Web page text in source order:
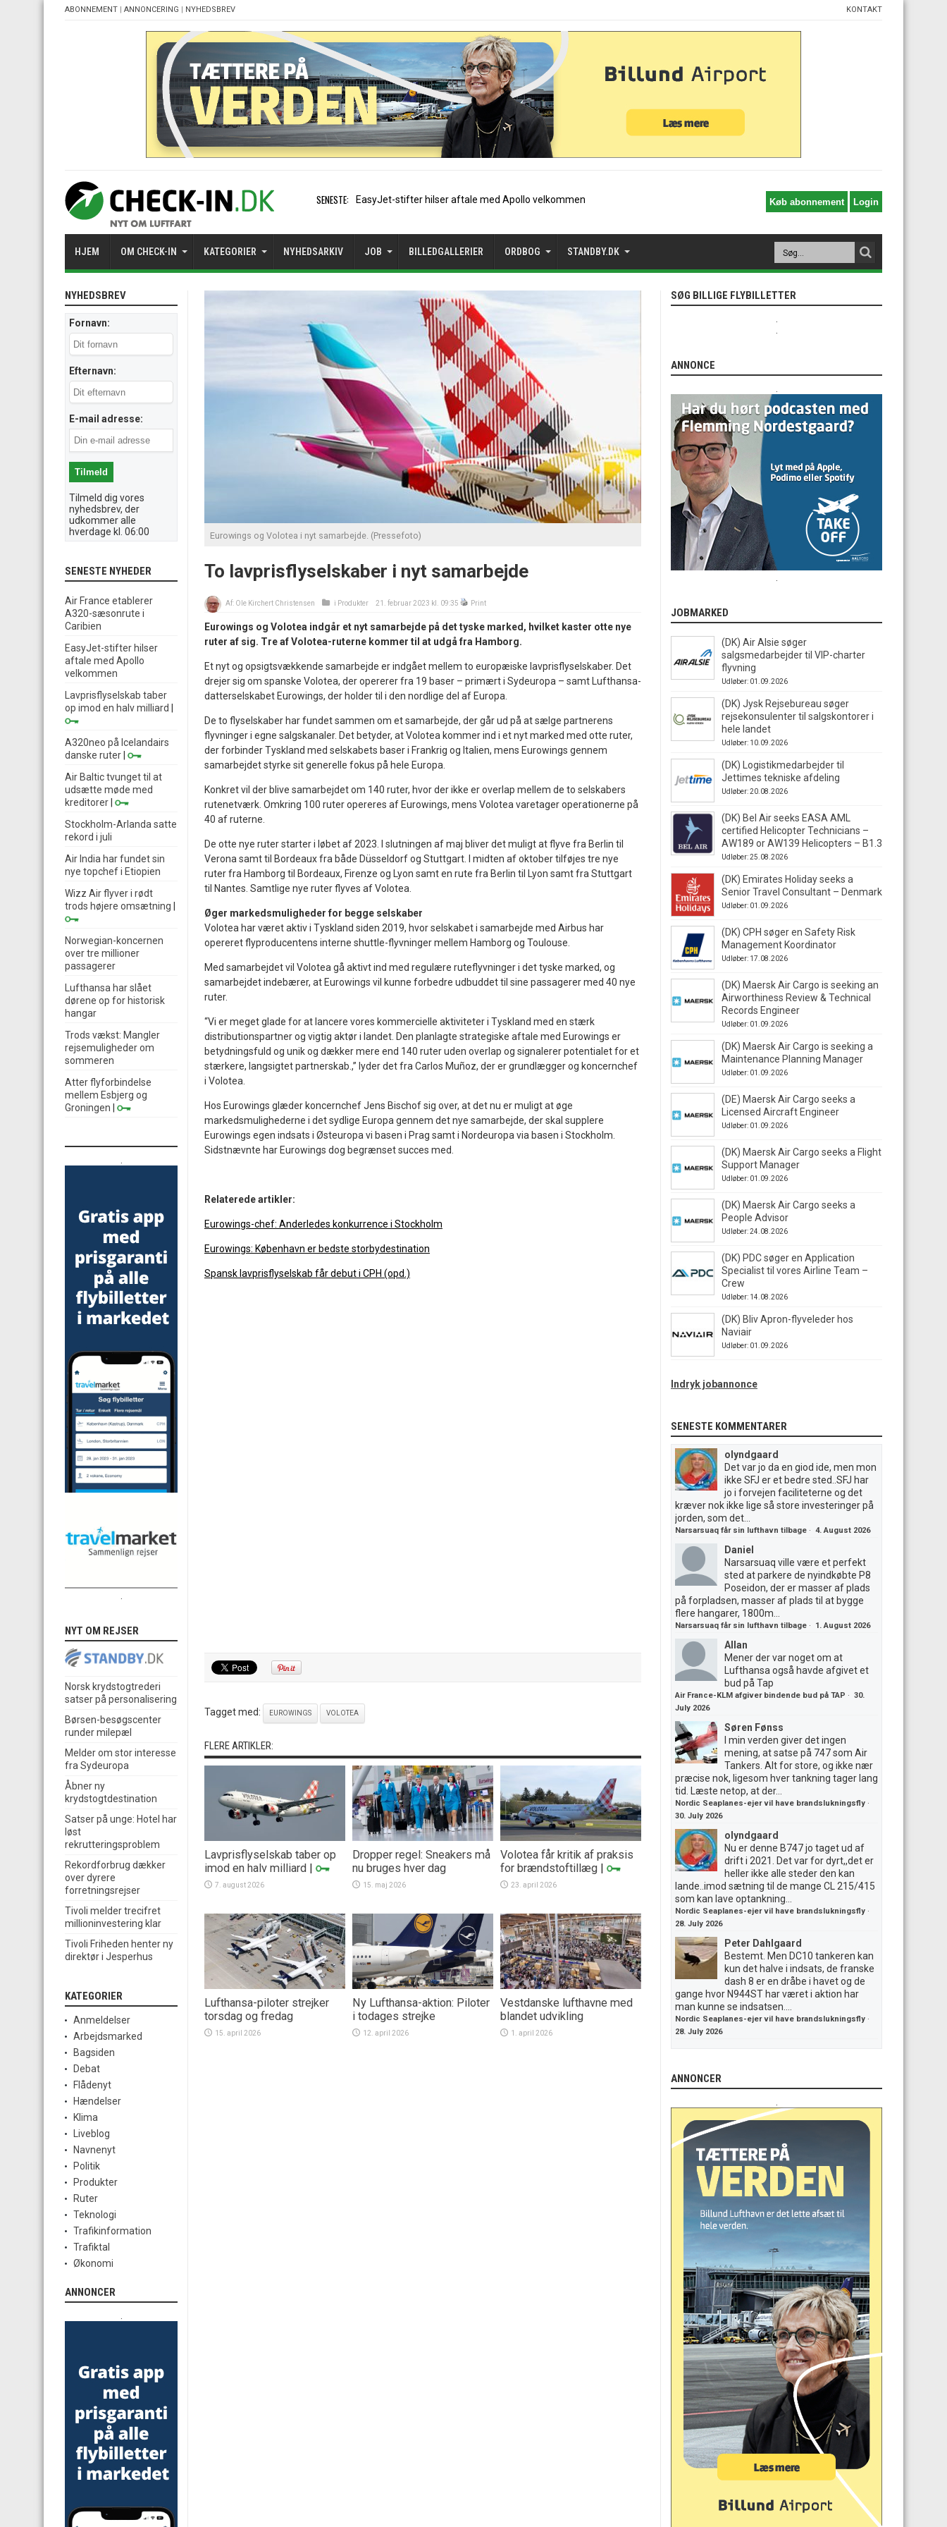
ABONNEMENT | ANNONCERING | NYHEDSBREV KONTAKT
SENESTE: Air France etablerer A320-
HJEM OM CHECK-IN KATEGORIER NYHEDSARKIV JOB BILLEDGALLERIER ORDBOG STANDBY.DK
Eurowings og Volotea i nyt samarbejde. (Pressefoto)
To lavprisflyselskaber i nyt samarbejde
Af: Ole Kirchert Christensen i Produkter 21. februar 2023 kl. 09:35 Print
Eurowings og Volotea indgår et nyt samarbejde på det tyske marked, hvilket kaster otte nye
ruter af sig. Tre af Volotea-ruterne kommer til at udgå fra Hamborg.
Et nyt og opsigtsvækkende samarbejde er indgået mellem to europæiske lavprisflyselskaber. Det
drejer sig om spanske Volotea, der opererer fra 19 baser – primært i Sydeuropa – samt Lufthansa-
datterselskabet Eurowings, der holder til i den nordlige del af Europa.
De to flyselskaber har fundet sammen om et samarbejde, der går ud på at sælge partnerens
flyvninger i egne salgskanaler. Det betyder, at Volotea kommer ind i et nyt marked med otte ruter,
der forbinder Tyskland med selskabets baser i Frankrig og Italien, mens Eurowings gennem
samarbejdet styrke sit generelle fokus på hele Europa.
Konkret vil der blive samarbejdet om 140 ruter, hvor der ikke er overlap mellem de to selskabers
rutenetværk. Omkring 100 ruter opereres af Eurowings, mens Volotea varetager operationerne på
40 af ruterne.
De otte nye ruter starter i løbet af 2023. I slutningen af maj bliver det muligt at flyve fra Berlin til
Verona samt til Bordeaux fra både Düsseldorf og Stuttgart. I midten af oktober tilføjes tre nye
ruter fra Hamborg til Bordeaux, Firenze og Lyon samt en rute fra Berlin til Lyon samt fra Stuttgart
til Nantes. Samtlige nye ruter flyves af Volotea.
Øger markedsmuligheder for begge selskaber
Volotea har været aktiv i Tyskland siden 2019, hvor selskabet i samarbejde med Airbus har
opereret flyproducentens interne shuttle-flyvninger mellem Hamborg og Toulouse.
Med samarbejdet vil Volotea gå aktivt ind med regulære ruteflyvninger i det tyske marked, og
samarbejdet indebærer, at Eurowings vil kunne forbedre udbuddet til sine passagerer med 40 nye
ruter.
“Vi er meget glade for at lancere vores kommercielle aktiviteter i Tyskland med en stærk
distributionspartner og vigtig aktør i landet. Den planlagte strategiske aftale med Eurowings er
betydningsfuld og unik og dækker mere end 140 ruter uden overlap og signalerer potentialet for et
stærkere, langsigtet partnerskab.,” lyder det fra Carlos Muñoz, der er grundlægger og koncernchef
i Volotea.
Hos Eurowings glæder koncernchef Jens Bischof sig over, at det nu er muligt at øge
markedsmulighederne i det sydlige Europa gennem det nye samarbejde, der skal supplere
Eurowings egen indsats i Østeuropa vi basen i Prag samt i Nordeuropa via basen i Stockholm.
Sidstnævnte har Eurowings dog begrænset succes med.
Relaterede artikler:
Eurowings-chef: Anderledes konkurrence i Stockholm
Eurowings: København er bedste storbydestination
Spansk lavprisflyselskab får debut i CPH (opd.)
Tagget med: EUROWINGS VOLOTEA
FLERE ARTIKLER:
Lavprisflyselskab taber op
imod en halv milliard |
7. august 2026
Dropper regel: Sneakers må
nu bruges hver dag
15. maj 2026
Volotea får kritik af praksis
for brændstoftillæg |
23. april 2026
Lufthansa-piloter strejker
torsdag og fredag
15. april 2026
Ny Lufthansa-aktion: Piloter
i todages strejke
12. april 2026
Vestdanske lufthavne med
blandet udvikling
1. april 2026
NYHEDSBREV
Fornavn:
Efternavn:
E-mail adresse:
Tilmeld dig vores
nyhedsbrev, der
udkommer alle
hverdage kl. 06:00
SENESTE NYHEDER
Air France etablerer
A320-sæsonrute i
Caribien
EasyJet-stifter hilser
aftale med Apollo
velkommen
Lavprisflyselskab taber
op imod en halv milliard
A320neo på Icelandairs
danske ruter
Air Baltic tvunget til at
udsætte møde med
kreditorer
Stockholm-Arlanda satte
rekord i juli
Air India har fundet sin
nye topchef i Etiopien
Wizz Air flyver i rødt
trods højere omsætning
Norwegian-koncernen
over tre millioner
passagerer
Lufthansa har slået
dørene op for historisk
hangar
Trods vækst: Mangler
rejsemuligheder om
sommeren
Atter flyforbindelse
mellem Esbjerg og
Groningen
NYT OM REJSER
Norsk krydstogtrederi
satser på personalisering
Børsen-besøgscenter
runder milepæl
Melder om stor interesse
fra Sydeuropa
Åbner ny
krydstogtdestination
Satser på unge: Hotel har
løst
rekrutteringsproblem
Rekordforbrug dækker
over dyrere
forretningsrejser
Tivoli melder trecifret
millioninvestering klar
Tivoli Friheden henter ny
direktør i Jesperhus
KATEGORIER
Anmeldelser
Arbejdsmarked
Bagsiden
Debat
Flådenyt
Hændelser
Klima
Liveblog
Navnenyt
Politik
Produkter
Ruter
Teknologi
Trafikinformation
Trafiktal
Økonomi
ANNONCER
SØG BILLIGE FLYBILLETTER
ANNONCE
JOBMARKED
(DK) Air Alsie søger
salgsmedarbejder til VIP-charter
flyvning
Udløber: 01.09.2026
(DK) Jysk Rejsebureau søger
rejsekonsulenter til salgskontorer i
hele landet
Udløber: 10.09.2026
(DK) Logistikmedarbejder til
Jettimes tekniske afdeling
Udløber: 20.08.2026
(DK) Bel Air seeks EASA AML
certified Helicopter Technicians –
AW189 or AW139 Helicopters – B1.3
Udløber: 25.08.2026
(DK) Emirates Holiday seeks a
Senior Travel Consultant – Denmark
Udløber: 01.09.2026
(DK) CPH søger en Safety Risk
Management Koordinator
Udløber: 17.08.2026
(DK) Maersk Air Cargo is seeking an
Airworthiness Review & Technical
Records Engineer
Udløber: 01.09.2026
(DK) Maersk Air Cargo is seeking a
Maintenance Planning Manager
Udløber: 01.09.2026
(DE) Maersk Air Cargo seeks a
Licensed Aircraft Engineer
Udløber: 01.09.2026
(DK) Maersk Air Cargo seeks a Flight
Support Manager
Udløber: 01.09.2026
(DK) Maersk Air Cargo seeks a
People Advisor
Udløber: 24.08.2026
(DK) PDC søger en Application
Specialist til vores Airline Team –
Crew
Udløber: 14.08.2026
(DK) Bliv Apron-flyveleder hos
Naviair
Udløber: 01.09.2026
Indryk jobannonce
SENESTE KOMMENTARER
olyndgaard
Det var jo da en giod ide, men mon
ikke SFJ er et bedre sted..SFJ har
jo i forvejen faciliteterne og det
kræver nok ikke lige så store investeringer på
jorden, som det...
Narsarsuaq får sin lufthavn tilbage · 4. August 2026
Daniel
Narsarsuaq ville være et perfekt
sted at parkere de nyindkøbte P8
Poseidon, der er masser af plads
på forpladsen, masser af plads til at bygge
flere hangarer, 1800m...
Narsarsuaq får sin lufthavn tilbage · 1. August 2026
Allan
Mener der var noget om at
Lufthansa også havde afgivet et
bud på Tap
Air France-KLM afgiver bindende bud på TAP · 30.
July 2026
Søren Fønss
I min verden giver det ingen
mening, at satse på 747 som Air
Tankers. Alt for store, og ikke nær
præcise nok, ligesom hver tankning tager lang
tid. Læste netop, at der...
Nordic Seaplanes-ejer vil have brandslukningsfly ·
30. July 2026
olyndgaard
Nu er denne B747 jo taget ud af
drift i 2021. Det var for dyrt,,det er
heller ikke alle steder den kan
lande..imod sætning til de mange CL 215/415
som kan lave optankning...
Nordic Seaplanes-ejer vil have brandslukningsfly ·
28. July 2026
Peter Dahlgaard
Bestemt. Men DC10 tankeren kan
kun det halve i indsats, de franske
dash 8 er en dråbe i havet og de
gange hvor N944ST har været i aktion har
man kunne se indsatsen....
Nordic Seaplanes-ejer vil have brandslukningsfly ·
28. July 2026
ANNONCER